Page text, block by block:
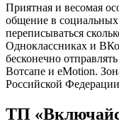
Приятная и весомая
общение в
переписываться
Одноклассниках и
бесконечно
Вотсапе и eMotion.
Российской
ТП